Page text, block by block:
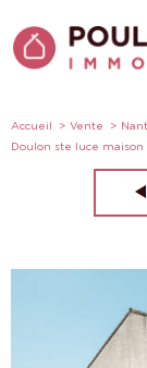
Accueil Vente
Doulon ste luce